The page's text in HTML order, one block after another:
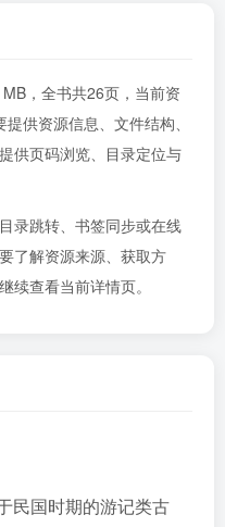
，全书共26页，当前资
供资源信息、文件结构、
供页码浏览、目录定位与
录跳转、书签同步或在线
了解资源来源、获取方
续查看当前详情页。
民国时期的游记类古